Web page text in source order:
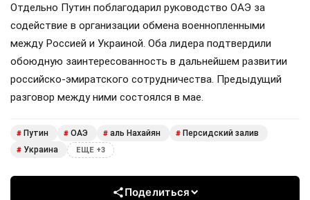
Отдельно Путин поблагодарил руководство ОАЭ за
содействие в организации обмена военнопленными
между Россией и Украиной. Оба лидера подтвердили
обоюдную заинтересованность в дальнейшем развитии
российско-эмиратского сотрудничества. Предыдущий
разговор между ними состоялся в мае.
# Путин # ОАЭ # аль Нахайян # Персидский залив
# Украина ЕЩЕ +3
Поделиться